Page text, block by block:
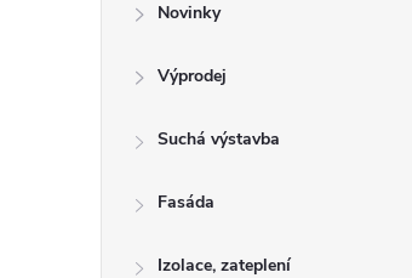
Novinky
Výprodej
Suchá výstavba
Fasáda
Izolace, zateplení